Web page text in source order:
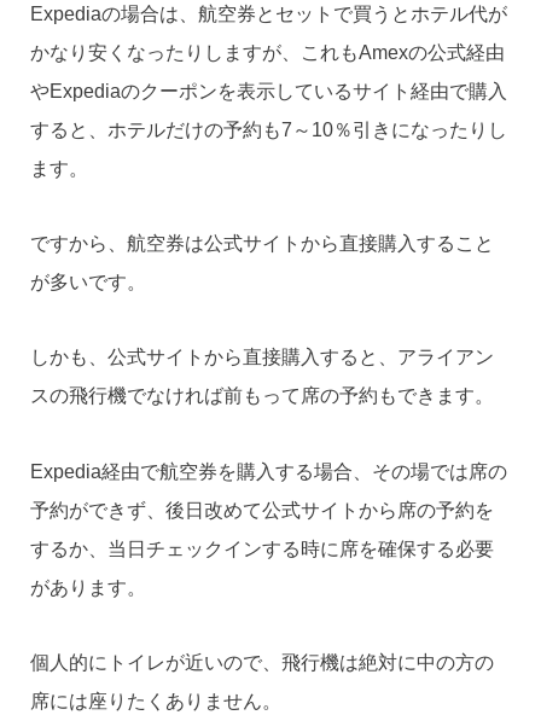
Expediaの場合は、航空券とセットで買うとホテル代が
かなり安くなったりしますが、これもAmexの公式経由
やExpediaのクーポンを表示しているサイト経由で購入
すると、ホテルだけの予約も7～10％引きになったりし
ます。
ですから、航空券は公式サイトから直接購入すること
が多いです。
しかも、公式サイトから直接購入すると、アライアン
スの飛行機でなければ前もって席の予約もできます。
Expedia経由で航空券を購入する場合、その場では席の
予約ができず、後日改めて公式サイトから席の予約を
するか、当日チェックインする時に席を確保する必要
があります。
個人的にトイレが近いので、飛行機は絶対に中の方の
席には座りたくありません。